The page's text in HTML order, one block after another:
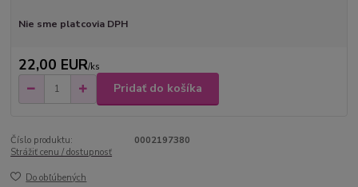
Nie sme platcovia DPH
22,00 EUR/ks
Pridať do košíka
Číslo produktu:
0002197380
Strážiť cenu / dostupnosť
Do obľúbených